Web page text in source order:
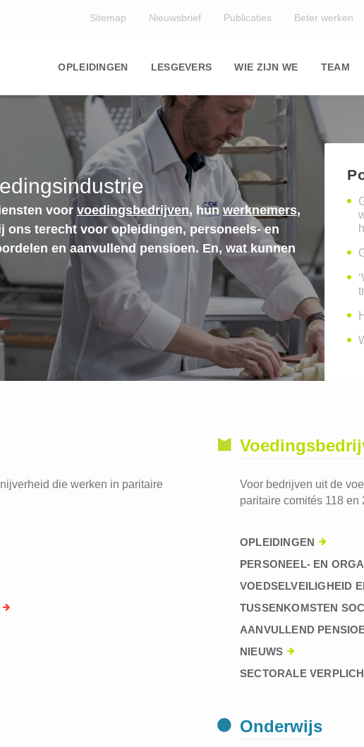
Sitemap Nieuwsbrief Publicaties Beter werken
navigation
OPLEIDINGEN LESGEVERS WIE ZIJN WE TEAM
voorvoedingsbedrijven, hunwerknemers,
ons terecht voor opleidingen, personeels- en
en aanvullend pensioen. En, wat kunnen
die werken in paritaire
Voor bedrijven uit de
paritaire comités 118 en
OPLEIDINGEN
PERSONEEL- EN
VOEDSELVEILIGHEID
TUSSENKOMSTEN
AANVULLEND
NIEUWS
SECTORALE
Onderwijs